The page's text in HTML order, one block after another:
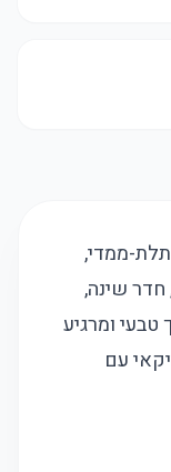
תלת-ממדי,
חדר שינה,
טבעי ומרגיע
עם